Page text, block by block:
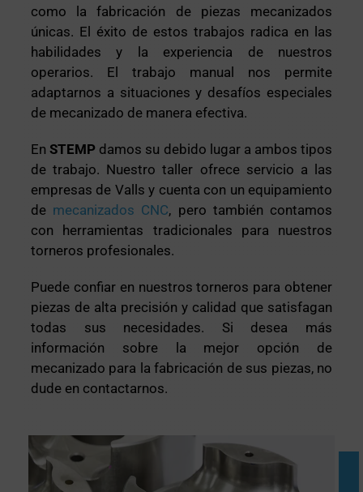
como la fabricación de piezas mecanizados
únicas. El éxito de estos trabajos radica en las
habilidades y la experiencia de nuestros
operarios. El trabajo manual nos permite
adaptarnos a situaciones y desafíos especiales
de mecanizado de manera efectiva.
EnSTEMP damos su debido lugar a ambos tipos
de trabajo. Nuestro taller ofrece servicio a las
empresas de Valls y cuenta con un equipamiento
de mecanizados CNC, pero también contamos
con herramientas tradicionales para nuestros
torneros profesionales.
Puede confiar en nuestros torneros para obtener
piezas de alta precisión y calidad que satisfagan
todas sus necesidades. Si desea más
información sobre la mejor opción de
mecanizado para la fabricación de sus piezas, no
dude en contactarnos.